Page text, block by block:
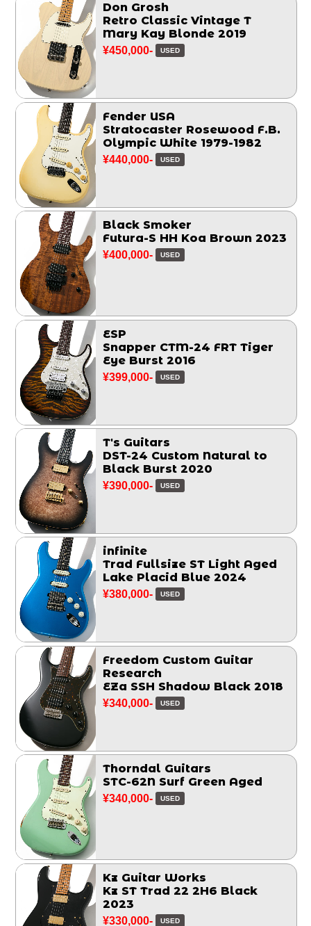
Don Grosh
Retro Classic Vintage T
Mary Kay Blonde 2019
¥450,000- USED
Fender USA
Stratocaster Rosewood F.B.
Olympic White 1979-1982
¥440,000- USED
Black Smoker
Futura-S HH Koa Brown 2023
¥400,000- USED
ESP
Snapper CTM-24 FRT Tiger
Eye Burst 2016
¥399,000- USED
T's Guitars
DST-24 Custom Natural to
Black Burst 2020
¥390,000- USED
infinite
Trad Fullsize ST Light Aged
Lake Placid Blue 2024
¥380,000- USED
Freedom Custom Guitar
Research
EZa SSH Shadow Black 2018
¥340,000- USED
Thorndal Guitars
STC-62N Surf Green Aged
¥340,000- USED
Kz Guitar Works
Kz ST Trad 22 2H6 Black
2023
¥330,000- USED